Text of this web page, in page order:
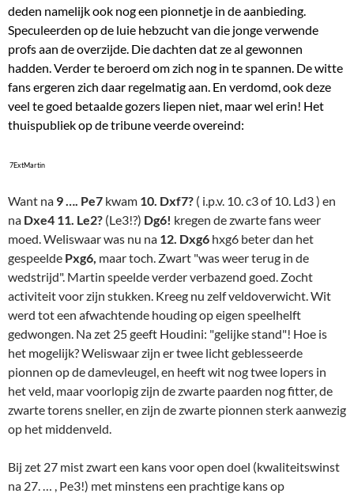
deden namelijk ook nog een pionnetje in de aanbieding.
Speculeerden op de luie hebzucht van die jonge verwende
profs aan de overzijde. Die dachten dat ze al gewonnen
hadden. Verder te beroerd om zich nog in te spannen. De witte
fans ergeren zich daar regelmatig aan. En verdomd, ook deze
veel te goed betaalde gozers liepen niet, maar wel erin! Het
thuispubliek op de tribune veerde overeind:
7ExtMartin
Want na 9 …. Pe7 kwam 10. Dxf7? ( i.p.v. 10. c3 of 10. Ld3 ) en
na Dxe4 11. Le2? (Le3!?) Dg6! kregen de zwarte fans weer
moed. Weliswaar was nu na 12. Dxg6 hxg6 beter dan het
gespeelde Pxg6, maar toch. Zwart "was weer terug in de
wedstrijd". Martin speelde verder verbazend goed. Zocht
activiteit voor zijn stukken. Kreeg nu zelf veldoverwicht. Wit
werd tot een afwachtende houding op eigen speelhelft
gedwongen. Na zet 25 geeft Houdini: "gelijke stand"! Hoe is
het mogelijk? Weliswaar zijn er twee licht geblesseerde
pionnen op de damevleugel, en heeft wit nog twee lopers in
het veld, maar voorlopig zijn de zwarte paarden nog fitter, de
zwarte torens sneller, en zijn de zwarte pionnen sterk aanwezig
op het middenveld.
Bij zet 27 mist zwart een kans voor open doel (kwaliteitswinst
na 27. … , Pe3!) met minstens een prachtige kans op